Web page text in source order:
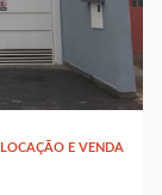
LOCAÇÃO E VENDA